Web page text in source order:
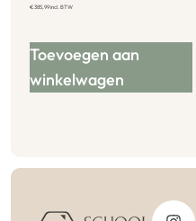
€385,99incl. BTW
Toevoegen aan
winkelwagen